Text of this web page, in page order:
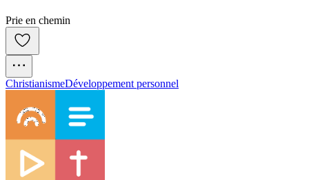
Prie en chemin
ChristianismeDéveloppement personnel